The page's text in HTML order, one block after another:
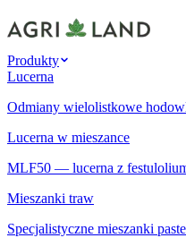
Produkty
Lucerna
Odmiany wielolistkowe
Lucerna w mieszance
MLF50 — lucerna z
Mieszanki traw
Specjalistyczne mieszanki